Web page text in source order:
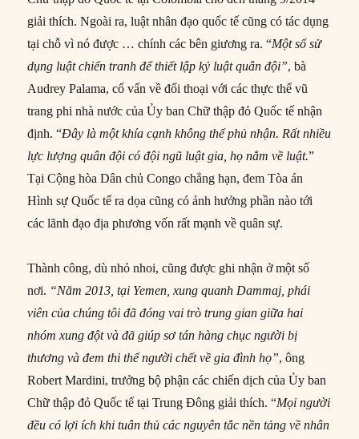
giải thích. Ngoài ra, luật nhân đạo quốc tế cũng có tác dụng
tại chỗ vì nó được … chính các bên giương ra. “Một số sử
dụng luật chiến tranh để thiết lập kỷ luật quân đội”, bà
Audrey Palama, cố vấn về đối thoại với các thực thể vũ
trang phi nhà nước của Ủy ban Chữ thập đỏ Quốc tế nhận
định. “Đây là một khía cạnh không thể phủ nhận. Rất nhiều
lực lượng quân đội có đội ngũ luật gia, họ nắm về luật.”
Tại Cộng hòa Dân chủ Congo chẳng hạn, đem Tòa án
Hình sự Quốc tế ra dọa cũng có ảnh hưởng phần nào tới
các lãnh đạo địa phương vốn rất mạnh về quân sự.
Thành công, dù nhỏ nhoi, cũng được ghi nhận ở một số
nơi. “Năm 2013, tại Yemen, xung quanh Dammaj, phái
viên của chúng tôi đã đóng vai trò trung gian giữa hai
nhóm xung đột và đã giúp sơ tán hàng chục người bị
thương và đem thi thể người chết về gia đình họ”, ông
Robert Mardini, trưởng bộ phận các chiến dịch của Ủy ban
Chữ thập đỏ Quốc tế tại Trung Đông giải thích. “Mọi người
đều có lợi ích khi tuân thủ các nguyên tắc nền tảng về nhân